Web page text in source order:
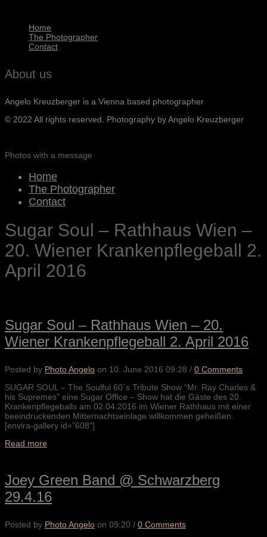
Home
The Photographer
Contact
About us
Angelo Kreuzberger is a Vienna based photographer
© 2022 All rights reserved. Photography by Angelo Kreuzberger
Photos with a message
Home
The Photographer
Contact
Sugar Soul – Rathhaus Wien –
20. Wiener Krankenpflegeball 2.
April 2016
Sugar Soul – Rathhaus Wien – 20.
Wiener Krankenpflegeball 2. April 2016
Posted by Photo Angelo on 10. June 2016 09:28 / 0 Comments
SUGAR SOUL – The Soulful 60´s Tribute Show “Mr. Ray Charles &
his Supremes” eine Sugar Office – Show hat die Gäste des 20.
Krankenpflegeballs am 02.04.2016 im Wiener Rathhaus mit einer
beeindruckenden Mitternachtseinlage willkommen geheißen.
[envira-gallery id=”608″]
Read more
Joey Green Band @ Schwarzberg
29.4.16
Posted by Photo Angelo on 09:20 / 0 Comments